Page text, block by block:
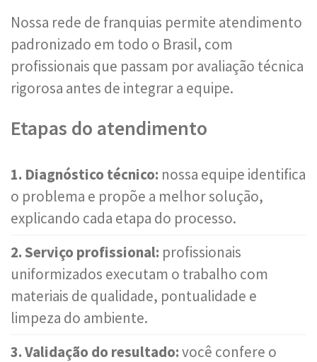
Nossa rede de franquias permite atendimento
padronizado em todo o Brasil, com
profissionais que passam por avaliação técnica
rigorosa antes de integrar a equipe.
Etapas do atendimento
1. Diagnóstico técnico: nossa equipe identifica
o problema e propõe a melhor solução,
explicando cada etapa do processo.
2. Serviço profissional: profissionais
uniformizados executam o trabalho com
materiais de qualidade, pontualidade e
limpeza do ambiente.
3. Validação do resultado:você confere o